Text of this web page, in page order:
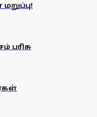
பரிசு